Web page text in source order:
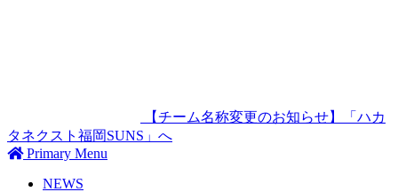
【チーム名称変更のお知らせ】「ハカ
タネクスト福岡SUNS」へ
Primary Menu
NEWS